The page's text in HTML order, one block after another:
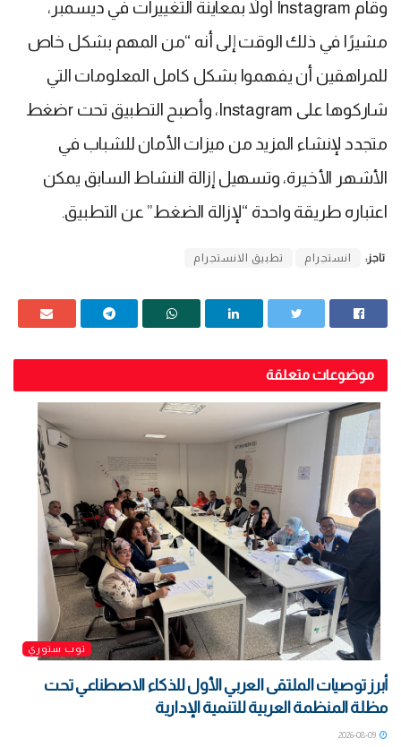
وقام Instagram أولاً بمعاينة التغييرات في ديسمبر،
مشيرًا في ذلك الوقت إلى أنه “من المهم بشكل خاص
للمراهقين أن يفهموا بشكل كامل المعلومات التي
شاركوها على Instagram، وأصبح التطبيق تحت rضغط
متجدد لإنشاء المزيد من ميزات الأمان للشباب في
الأشهر الأخيرة، وتسهيل إزالة النشاط السابق يمكن
اعتباره طريقة واحدة “لإزالة الضغط” عن التطبيق.
تاجز: انستجرام تطبيق الانستجرام
موضوعات متعلقة
توب ستوري
أبرز توصيات الملتقى العربي الأول للذكاء الاصطناعي تحت
مظلة المنظمة العربية للتنمية الإدارية